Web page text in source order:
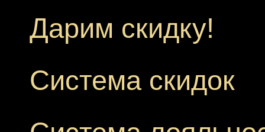
Дарим скидку!
Система скидок